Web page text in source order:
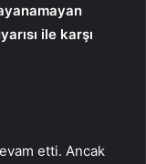
ile karşı
etti. Ancak